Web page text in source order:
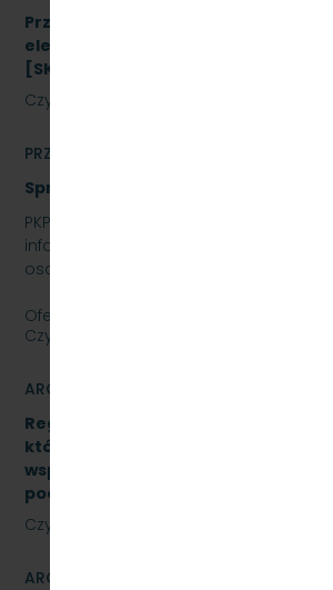
Przetarg nieograniczony na zakup
elektrycznej nietrakcyjnej na rok
[SKMMU.086.48.22]
Czytaj dalej
PRZETARGI
Sprzedaż auta osobowego Skoda
PKP SZYBKA KOLEJ MIEJSKA W
informuje, że wystawia na sprzedaż
osobowy Skoda SuperB.
Oferty należy składać do dnia…
Czytaj dalej
ARCHIWUM
Regulamin udzielania zamówień
których wartość jest niższa niż 130
współfinansowanych z środków
pochodzących z Funduszy UE
Czytaj dalej
ARCHIWUM